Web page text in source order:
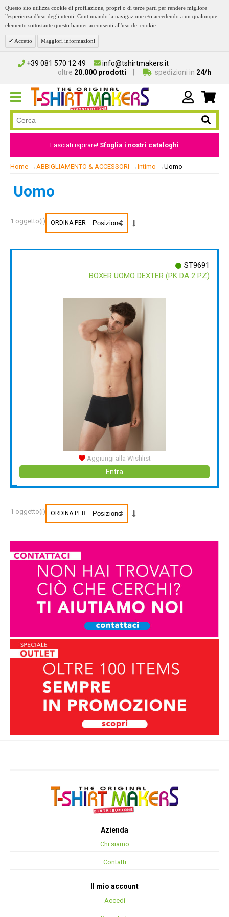
Questo sito utilizza cookie di profilazione, propri o di terze parti per rendere migliore
l'esperienza d'uso degli utenti. Continuando la navigazione e/o accedendo a un qualunque
elemento sottostante questo banner acconsenti all'uso dei cookie
Accetto Maggiori informazioni
+39 081 570 12 49
info@tshirtmakers.it
oltre 20.000 prodotti spedizioni in 24/h
Lasciati ispirare! Sfoglia i nostri cataloghi
Home → ABBIGLIAMENTO & ACCESSORI → Intimo → Uomo
Uomo
1 oggetto(i) ORDINA PER
ST9691
BOXER UOMO DEXTER (PK DA 2 PZ)
Aggiungi alla Wishlist
Entra
1 oggetto(i) ORDINA PER
Azienda
Chi siamo
Contatti
Il mio account
Accedi